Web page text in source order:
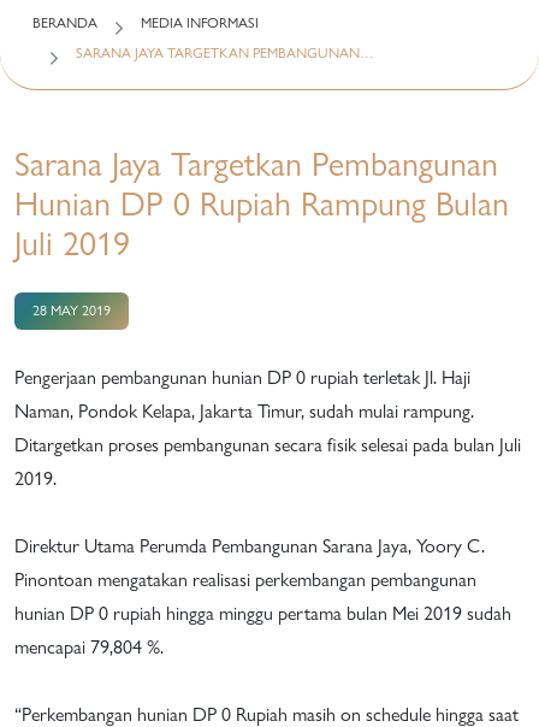
BERANDA
MEDIA INFORMASI
SARANA JAYA TARGETKAN PEMBANGUNAN…
Sarana Jaya Targetkan Pembangunan
Hunian DP 0 Rupiah Rampung Bulan
Juli 2019
28 MAY 2019
Pengerjaan pembangunan hunian DP 0 rupiah terletak Jl. Haji
Naman, Pondok Kelapa, Jakarta Timur, sudah mulai rampung.
Ditargetkan proses pembangunan secara fisik selesai pada bulan Juli
2019.
Direktur Utama Perumda Pembangunan Sarana Jaya, Yoory C.
Pinontoan mengatakan realisasi perkembangan pembangunan
hunian DP 0 rupiah hingga minggu pertama bulan Mei 2019 sudah
mencapai 79,804 %.
“Perkembangan hunian DP 0 Rupiah masih on schedule hingga saat